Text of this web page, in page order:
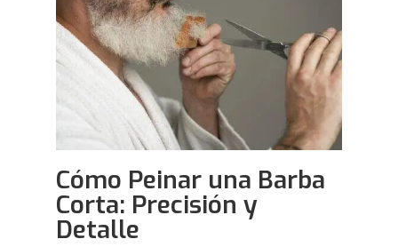
Cómo Peinar una Barba
Corta: Precisión y
Detalle